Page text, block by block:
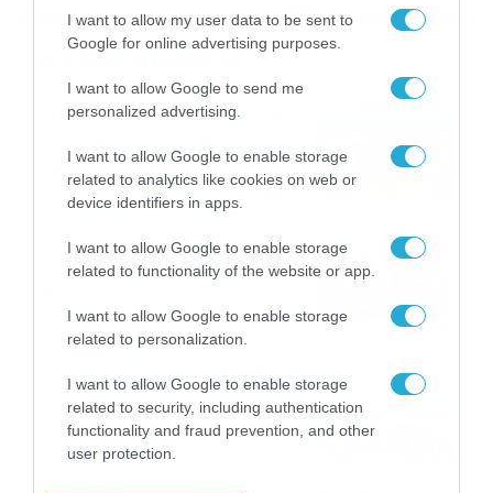
I want to allow my user data to be sent to
Google for online advertising purposes.
I want to allow Google to send me
personalized advertising.
I want to allow Google to enable storage
related to analytics like cookies on web or
device identifiers in apps.
I want to allow Google to enable storage
related to functionality of the website or app.
I want to allow Google to enable storage
related to personalization.
I want to allow Google to enable storage
related to security, including authentication
functionality and fraud prevention, and other
user protection.
Δείτε το βίντεο…
Ροή Ειδήσεων
Πρεμιέρα στην Ολλανδία, την
Γερμανίας με πολλές
στοιχηματικές επιλογές από
το ΠΑΜΕ ΣΤΟΙΧΗΜΑ
07/08/2026 16:41
Καιρός 6-8: Ανεβαίνει η
θερμοκρασία, 40άρια το
06/08/2026 22:00
ΠΑΟΚ-Άντερλεχτ με σούπερ
προσφορά* και ενισχυμένες
αποδόσεις από
το Pamestoixima.gr
06/08/2026 14:02